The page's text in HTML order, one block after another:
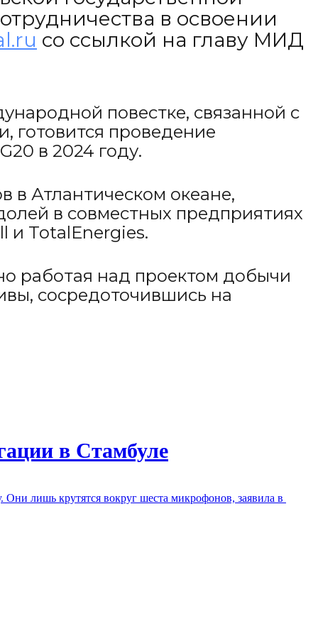
в освоении
со ссылкой на главу МИД
повестке, связанной с
готовится проведение
в 2024 году.
в Атлантическом океане,
в совместных предприятиях
и TotalEnergies.
работая над проектом добычи
сосредоточившись на
в Стамбуле
лишь крутятся вокруг шеста микрофонов, заявила в